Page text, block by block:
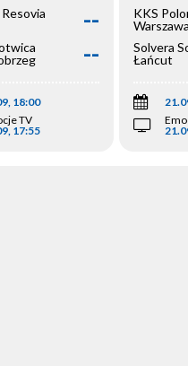
--
--
18:00
TV
17:55
KKS
Warszawa
Solvera
Łańcut